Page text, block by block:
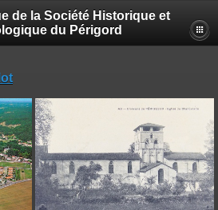
de la Société Historique et
du Périgord